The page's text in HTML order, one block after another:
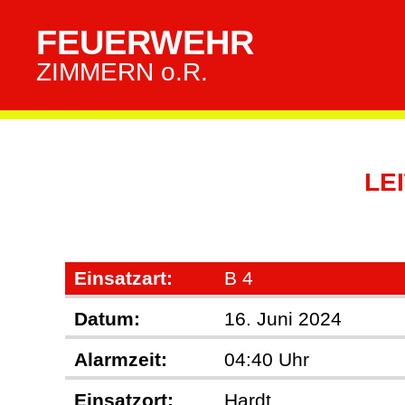
FEUERWEHR
ZIMMERN o.R.
Einsatzart:
B 4
Datum:
16. Juni 2024
Alarmzeit:
04:40 Uhr
Einsatzort:
Hardt